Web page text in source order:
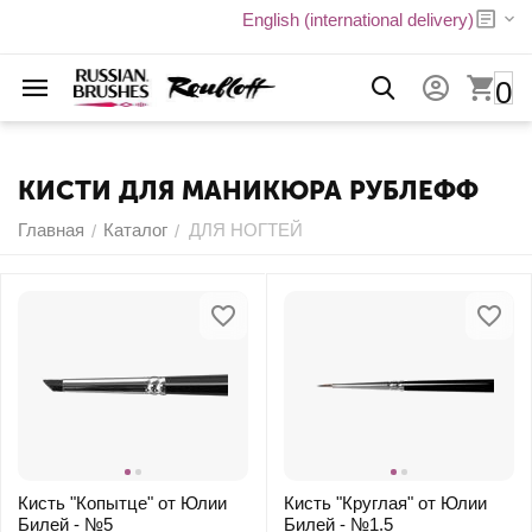
English (international delivery)
0
КИСТИ ДЛЯ МАНИКЮРА РУБЛЕФФ
Главная / Каталог / ДЛЯ НОГТЕЙ
Кисть "Копытце" от Юлии
Билей - №5
Кисть "Круглая" от Юлии
Билей - №1.5